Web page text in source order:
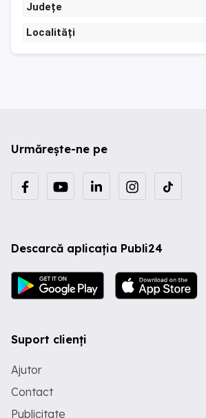
Județe
Localități
Urmărește-ne pe
Descarcă aplicația Publi24
Suport clienți
Ajutor
Contact
Publicitate